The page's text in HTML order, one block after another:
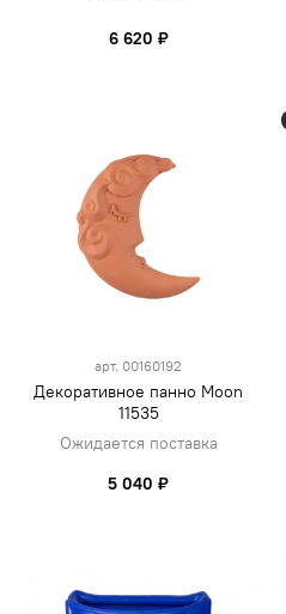
6 620 ₽
арт. 00160192
Декоративное панно Moon
11535
Ожидается поставка
5 040 ₽